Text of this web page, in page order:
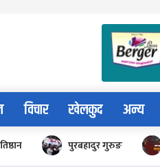
विचार खेलकुद अन्य
पुरबहादुर गुरुङ